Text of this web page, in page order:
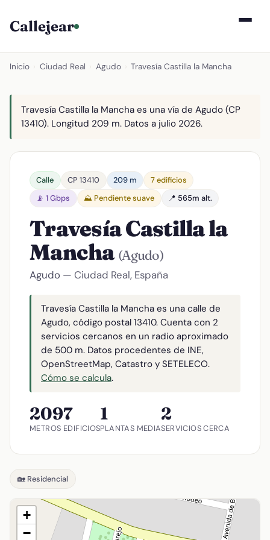
Callejear
Inicio Ciudad Real Agudo Travesía Castilla la Mancha
Travesía Castilla la Mancha es una vía de Agudo (CP
13410). Longitud 209 m. Datos a julio 2026.
Calle CP 13410 209 m
7 edificios
📡 1 Gbps
⛰️ Pendiente suave 📍 565m alt.
Travesía Castilla la
Mancha (Agudo)
Agudo — Ciudad Real, España
Travesía Castilla la Mancha es una calle de
Agudo, código postal 13410. Cuenta con 2
servicios cercanos en un radio aproximado
de 500 m. Datos procedentes de INE,
OpenStreetMap, Catastro y SETELECO.
Cómo se calcula.
209
METROS
7
EDIFICIOS
1
PLANTAS MEDIA
2
SERVICIOS CERCA
🏡 Residencial
+
−